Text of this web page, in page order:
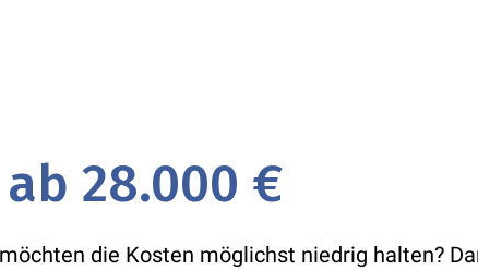
28.000 €
die Kosten möglichst niedrig halten?